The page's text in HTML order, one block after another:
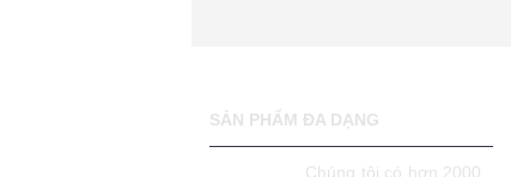
SẢN PHẨM ĐA DẠNG
Chúng tôi có hơn 2000